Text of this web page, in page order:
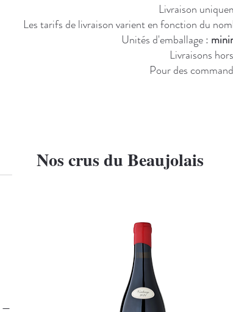
Livraison
Les tarifs de livraison varient en fonction du
Unités d'emballage :
Livraisons
Pour des
Nos crus du Beaujolais